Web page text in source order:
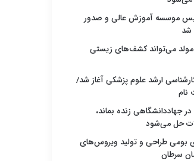
موسسه آموزش عالی و صدور
شد
می‌تواند کشف‌های زیستی
ارشد علوم پزشکی آغاز شد/
نام
جهاددانشگاهی زنده بماند،
حل می‌شود
بومی طراحی و تولید ویروس‌های
سرطان